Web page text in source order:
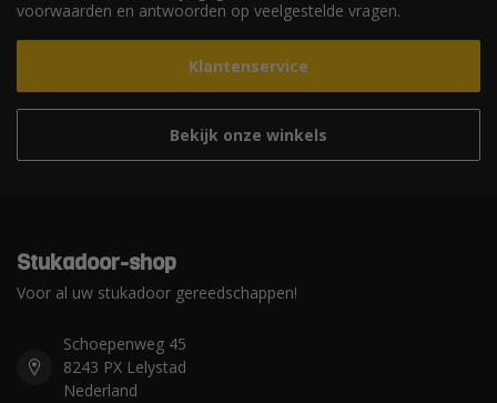
voorwaarden en antwoorden op veelgestelde vragen.
Klantenservice
Bekijk onze winkels
Stukadoor-shop
Voor al uw stukadoor gereedschappen!
Schoepenweg 45
8243 PX Lelystad
Nederland